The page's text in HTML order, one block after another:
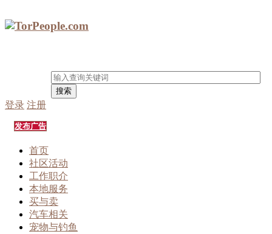
搜索
登录 注册
发布广告
首页
社区活动
工作职介
本地服务
买与卖
汽车相关
宠物与钓鱼